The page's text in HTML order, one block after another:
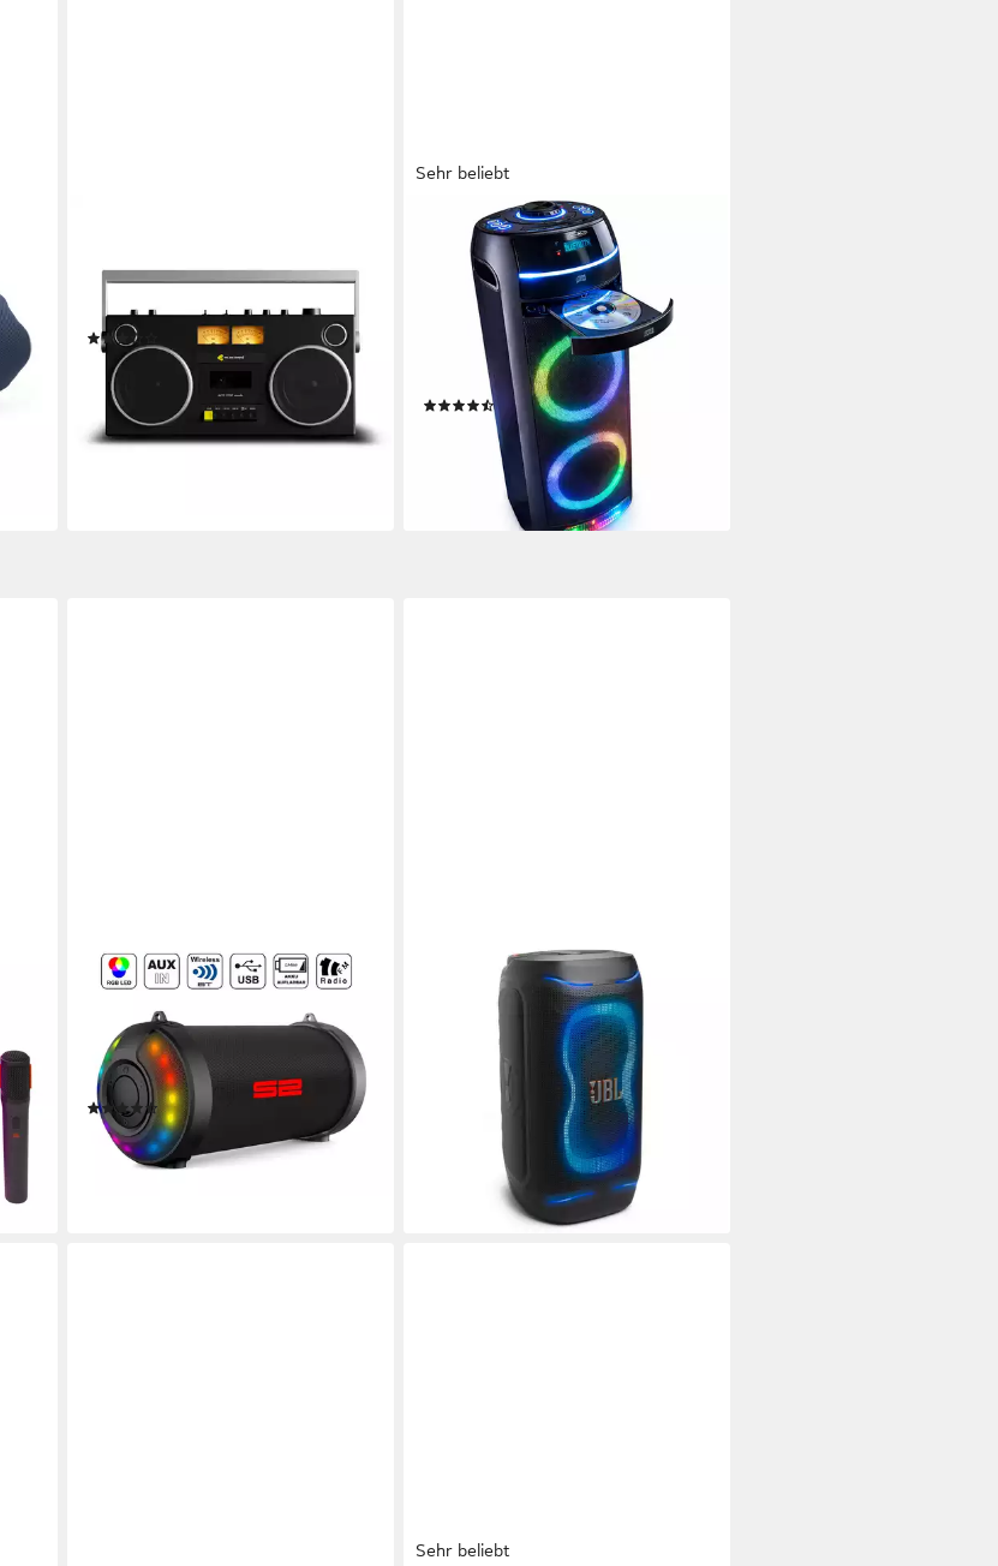
Lautsprecher
7.81 kg
Gewicht
ab 449,00 €
16,11 €
mtl. in 36 Raten
lieferbar - in 2-3 Werktagen bei dir
Sehr beliebt
REFLEXION
PS10BTCD mit eingebauten CD-
Player und XMR Bass Technology!
Party-Lautsprecher
Bluetooth
Netzwerkstandard
Gesamtleistung
Max. Akkulaufzeit
(124)
UVP
249,95 €
mtl. in 12 Raten
lieferbar - in 2-3 Werktagen bei dir
OUTMARK
S-Tube Modell S2 Bluetooth-
Lautsprecher
8,5 W
Gesamtleistung
15 Std. Max. Akkulaufzeit
0,9 kg Gewicht
(3)
24,99 € UVP89,99 €
PartyBox 130 Party-Lautsprecher
Gesamtleistung
Max. Akkulaufzeit
UVP
399,99 €
mtl. in 24 Raten
lieferbar - in 3-4 Werktagen bei dir
Sehr beliebt